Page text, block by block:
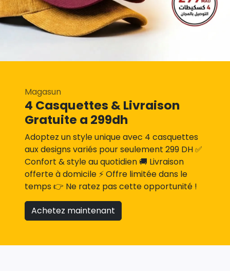
Magasun
4 Casquettes & Livraison
Gratuite a 299dh
Adoptez un style unique avec 4 casquettes
aux designs variés pour seulement 299 DH ✅
Confort & style au quotidien 🚚 Livraison
offerte à domicile ⚡ Offre limitée dans le
temps 👉 Ne ratez pas cette opportunité !
Achetez maintenant